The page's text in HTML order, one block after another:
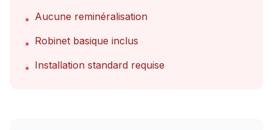
• Aucune reminéralisation
• Robinet basique inclus
• Installation standard requise